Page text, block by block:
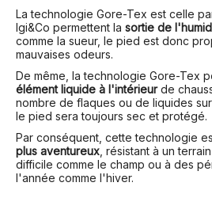
La technologie Gore-Tex est celle
Igi&Co permettent la sortie de
comme la sueur, le pied est donc
mauvaises odeurs.
De même, la technologie Gore-Tex
élément liquide à l'intérieurde
nombre de flaques ou de liquides
le pied sera toujours sec et protégé.
Par conséquent, cette technologie
plus aventureux, résistant à un
difficile comme le champ ou à des
l'année comme l'hiver.